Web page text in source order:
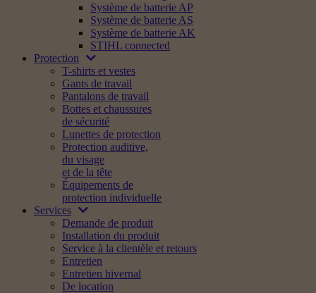
Système de batterie AP
Système de batterie AS
Système de batterie AK
STIHL connected
Protection
T-shirts et vestes
Gants de travail
Pantalons de travail
Bottes et chaussures
de sécurité
Lunettes de protection
Protection auditive,
du visage
et de la tête
Équipements de
protection individuelle
Services
Demande de produit
Installation du produit
Service à la clientèle et retours
Entretien
Entretien hivernal
De location